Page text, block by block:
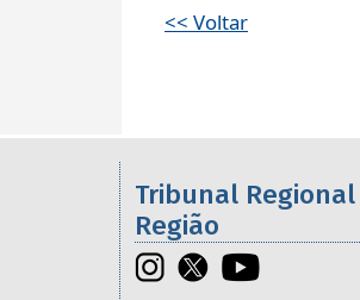
<< Voltar
Informações úteis
Tribunal
Região